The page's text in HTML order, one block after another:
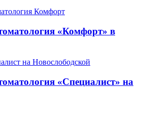
«Комфорт» в
«Специалист» на